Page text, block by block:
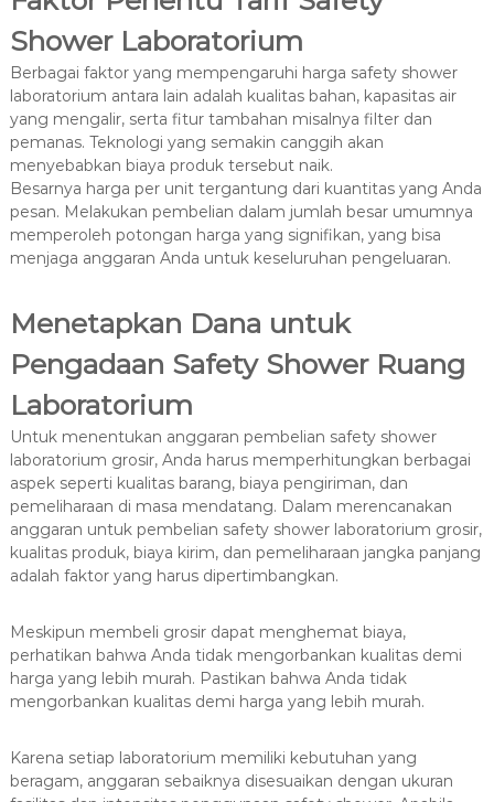
Shower Laboratorium
Berbagai faktor yang mempengaruhi harga safety shower
laboratorium antara lain adalah kualitas bahan, kapasitas air
yang mengalir, serta fitur tambahan misalnya filter dan
pemanas. Teknologi yang semakin canggih akan
menyebabkan biaya produk tersebut naik.
Besarnya harga per unit tergantung dari kuantitas yang Anda
pesan. Melakukan pembelian dalam jumlah besar umumnya
memperoleh potongan harga yang signifikan, yang bisa
menjaga anggaran Anda untuk keseluruhan pengeluaran.
Menetapkan Dana untuk
Pengadaan Safety Shower Ruang
Laboratorium
Untuk menentukan anggaran pembelian safety shower
laboratorium grosir, Anda harus memperhitungkan berbagai
aspek seperti kualitas barang, biaya pengiriman, dan
pemeliharaan di masa mendatang. Dalam merencanakan
anggaran untuk pembelian safety shower laboratorium grosir,
kualitas produk, biaya kirim, dan pemeliharaan jangka panjang
adalah faktor yang harus dipertimbangkan.
Meskipun membeli grosir dapat menghemat biaya,
perhatikan bahwa Anda tidak mengorbankan kualitas demi
harga yang lebih murah. Pastikan bahwa Anda tidak
mengorbankan kualitas demi harga yang lebih murah.
Karena setiap laboratorium memiliki kebutuhan yang
beragam, anggaran sebaiknya disesuaikan dengan ukuran